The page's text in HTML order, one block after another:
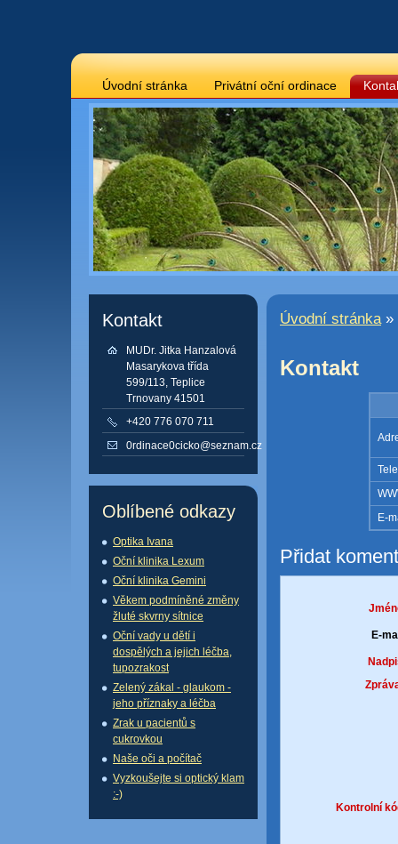
Úvodní stránka Privátní oční ordinace
Úvodní stránka»
Kontakt
E-
Přidat
E-
Kontrolní
Kontakt
MUDr. Jitka Hanzalová
Masarykova třída
599/113, Teplice
Trnovany 41501
+420 776 070 711
0rdinace0cicko@seznam.cz
Oblíbené odkazy
Optika Ivana
Oční klinika Lexum
Oční klinika Gemini
Věkem podmíněné změny
žluté skvrny sítnice
Oční vady u dětí i
dospělých a jejich léčba,
tupozrakost
Zelený zákal - glaukom -
jeho příznaky a léčba
Zrak u pacientů s
cukrovkou
Naše oči a počítač
Vyzkoušejte si optický klam
:-)